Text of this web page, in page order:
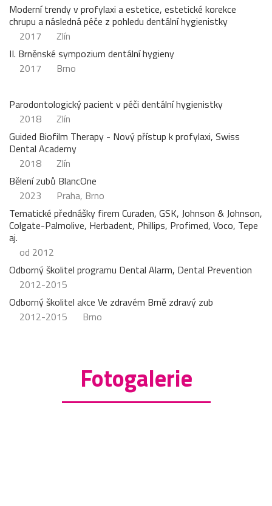
Moderní trendy v profylaxi a estetice, estetické korekce
chrupu a následná péče z pohledu dentální hygienistky
2017
Zlín
II. Brněnské sympozium dentální hygieny
2017
Brno
Parodontologický pacient v péči dentální hygienistky
2018
Zlín
Guided Biofilm Therapy - Nový přístup k profylaxi, Swiss
Dental Academy
2018
Zlín
Bělení zubů BlancOne
2023
Praha, Brno
Tematické přednášky firem Curaden, GSK, Johnson & Johnson,
Colgate-Palmolive, Herbadent, Phillips, Profimed, Voco, Tepe
aj.
od 2012
Odborný školitel programu Dental Alarm, Dental Prevention
2012-2015
Odborný školitel akce Ve zdravém Brně zdravý zub
2012-2015
Brno
Fotogalerie